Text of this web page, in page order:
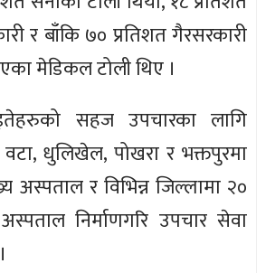
र बाँकि ७० प्रतिशत गैरसरकारी
मेडिकल टोली थिए ।
सहज उपचारका लागि
धुलिखेल, पोखरा र भक्तपुरमा
अस्पताल र विभिन्न जिल्लामा २०
निर्माणगरि उपचार सेवा